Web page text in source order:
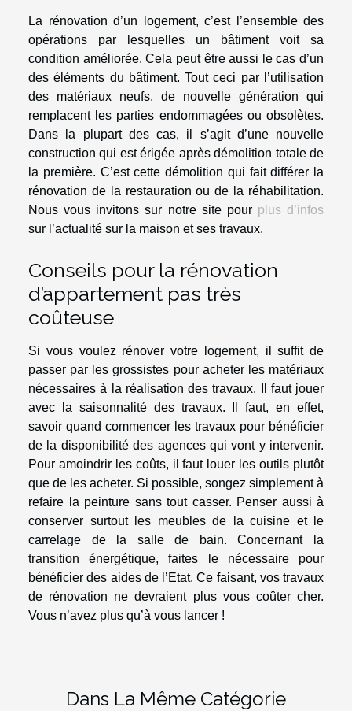
La rénovation d’un logement, c’est l’ensemble des
opérations par lesquelles un bâtiment voit sa
condition améliorée. Cela peut être aussi le cas d’un
des éléments du bâtiment. Tout ceci par l’utilisation
des matériaux neufs, de nouvelle génération qui
remplacent les parties endommagées ou obsolètes.
Dans la plupart des cas, il s’agit d’une nouvelle
construction qui est érigée après démolition totale de
la première. C’est cette démolition qui fait différer la
rénovation de la restauration ou de la réhabilitation.
Nous vous invitons sur notre site pour plus d’infos
sur l’actualité sur la maison et ses travaux.
Conseils pour la rénovation
d’appartement pas très
coûteuse
Si vous voulez rénover votre logement, il suffit de
passer par les grossistes pour acheter les matériaux
nécessaires à la réalisation des travaux. Il faut jouer
avec la saisonnalité des travaux. Il faut, en effet,
savoir quand commencer les travaux pour bénéficier
de la disponibilité des agences qui vont y intervenir.
Pour amoindrir les coûts, il faut louer les outils plutôt
que de les acheter. Si possible, songez simplement à
refaire la peinture sans tout casser. Penser aussi à
conserver surtout les meubles de la cuisine et le
carrelage de la salle de bain. Concernant la
transition énergétique, faites le nécessaire pour
bénéficier des aides de l’Etat. Ce faisant, vos travaux
de rénovation ne devraient plus vous coûter cher.
Vous n’avez plus qu’à vous lancer !
Dans La Même Catégorie